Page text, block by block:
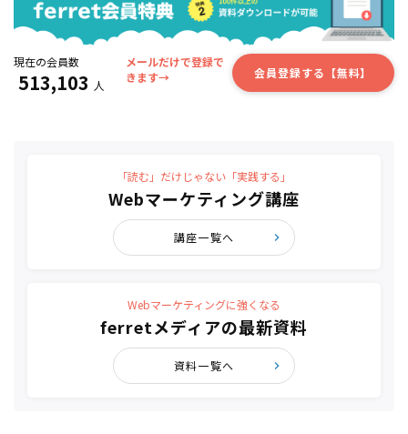
現在の会員数
513,103 人
メールだけで登録で
きます→
会員登録する【無料】
「読む」だけじゃない「実践する」
Webマーケティング講座
講座一覧へ
Webマーケティングに強くなる
ferretメディアの最新資料
資料一覧へ